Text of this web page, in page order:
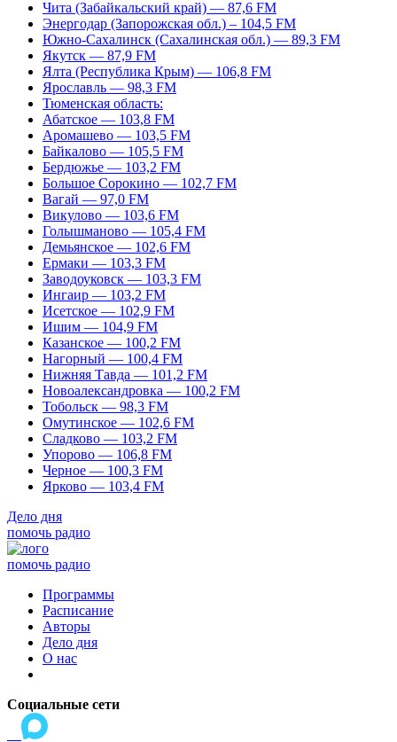
Чита (Забайкальский край) — 87,6 FM
Энергодар (Запорожская обл.) – 104,5 FM
Южно-Сахалинск (Сахалинская обл.) — 89,3 FM
Якутск — 87,9 FM
Ялта (Республика Крым) — 106,8 FM
Ярославль — 98,3 FM
Тюменская область:
Абатское — 103,8 FM
Аромашево — 103,5 FM
Байкалово — 105,5 FM
Бердюжье — 103,2 FM
Большое Сорокино — 102,7 FM
Вагай — 97,0 FM
Викулово — 103,6 FM
Голышманово — 105,4 FM
Демьянское — 102,6 FM
Ермаки — 103,3 FM
Заводоуковск — 103,3 FM
Ингаир — 103,2 FM
Исетское — 102,9 FM
Ишим — 104,9 FM
Казанское — 100,2 FM
Нагорный — 100,4 FM
Нижняя Тавда — 101,2 FM
Новоалександровка — 100,2 FM
Тобольск — 98,3 FM
Омутинское — 102,6 FM
Сладково — 103,2 FM
Упорово — 106,8 FM
Черное — 100,3 FM
Ярково — 103,4 FM
Дело дня
помочь радио
помочь радио
Программы
Расписание
Авторы
Дело дня
О нас
Социальные сети